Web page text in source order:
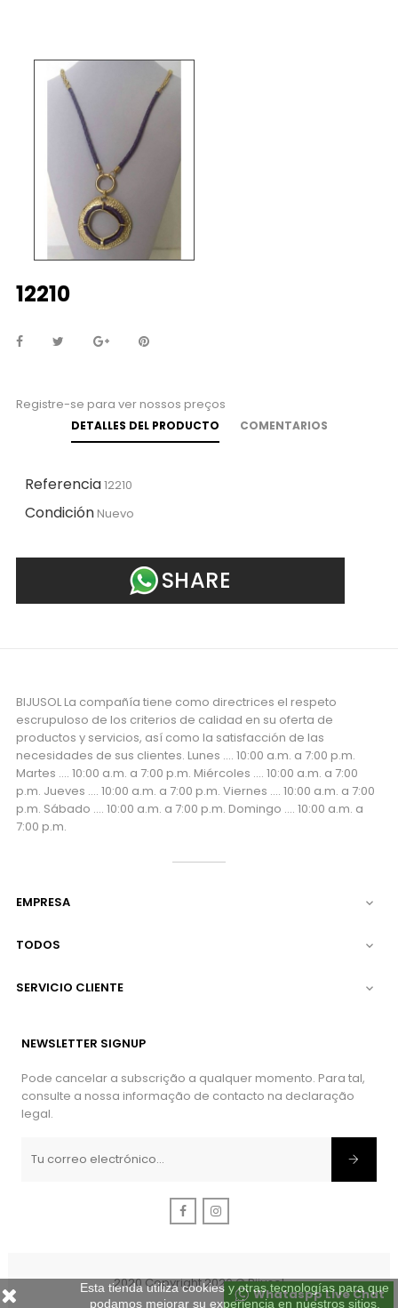
12210
Registre-se para ver nossos preços
DETALLES DEL PRODUCTO COMENTARIOS
Referencia12210
Condición Nuevo
SHARE
BIJUSOL La compañía tiene como directrices el respeto
escrupuloso de los criterios de calidad en su oferta de
productos y servicios, así como la satisfacción de las
necesidades de sus clientes. Lunes .... 10:00 a.m. a 7:00 p.m.
Martes .... 10:00 a.m. a 7:00 p.m. Miércoles .... 10:00 a.m. a 7:00
p.m. Jueves .... 10:00 a.m. a 7:00 p.m. Viernes .... 10:00 a.m. a 7:00
p.m. Sábado .... 10:00 a.m. a 7:00 p.m. Domingo .... 10:00 a.m. a
7:00 p.m.
EMPRESA 
TODOS 
SERVICIO CLIENTE 
NEWSLETTER SIGNUP
Pode cancelar a subscrição a qualquer momento. Para tal,
consulte a nossa informação de contacto na declaração
legal.
Facebook
Esta tienda utiliza cookies y otras tecnologías para que
podamos mejorar su experiencia en nuestros sitios.
2020 Copyright 2020 © Bijusol
Whataspp Live Chat